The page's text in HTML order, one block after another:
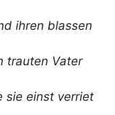
ihren blassen
trauten Vater
sie einst verriet